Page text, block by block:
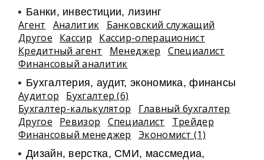
Банки, инвестиции, лизинг
Агент Аналитик
Банковский служащий
Другое
Кассир
Кассир-операционист
Кредитный агент
Менеджер
Специалист
Финансовый аналитик
Бухгалтерия, аудит, экономика, финансы
Аудитор
Бухгалтер (6)
Бухгалтер-калькулятор
Главный бухгалтер
Другое
Ревизор Специалист
Трейдер
Финансовый менеджер
Экономист (1)
Дизайн, верстка, СМИ, массмедиа,